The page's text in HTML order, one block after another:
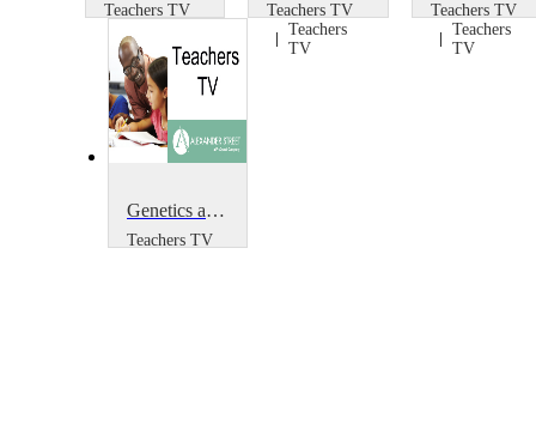
Teachers TV
TV
Teachers TV
Teachers
TV
Teachers TV
Teachers
TV
Genetics and Medicine: Genes and Disease
Teachers TV